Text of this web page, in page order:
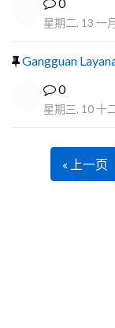
星期二, 13 一
Gangguan
0
星期三, 10 十
« 上一页